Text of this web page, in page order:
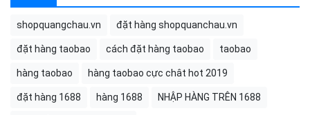
shopquangchau.vn đặt hàng shopquanchau.vn
đặt hàng taobao cách đặt hàng taobao taobao
hàng taobao hàng taobao cực chât hot 2019
đặt hàng 1688 hàng 1688 NHẬP HÀNG TRÊN 1688